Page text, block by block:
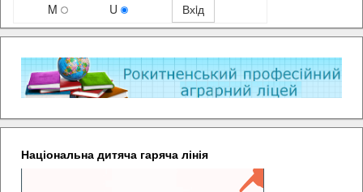
M
U
Національна дитяча гаряча лінія